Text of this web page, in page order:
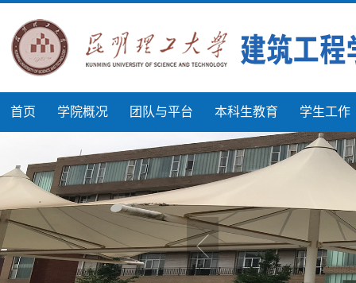
首页 学院概况 团队与平台 本科生教育 学生工作